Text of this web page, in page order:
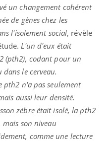
un changement cohérent
de gènes chez les
l'isolement social, révèle
L'un d'eux était
(pth2), codant pour un
le cerveau.
pth2 n'a pas seulement
aussi leur densité.
zèbre était isolé, la pth2
mais son niveau
comme une lecture